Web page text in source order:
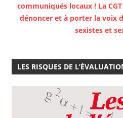
communiqués locaux ! La
dénoncer et à porter la voix
sexistes et
LES RISQUES DE